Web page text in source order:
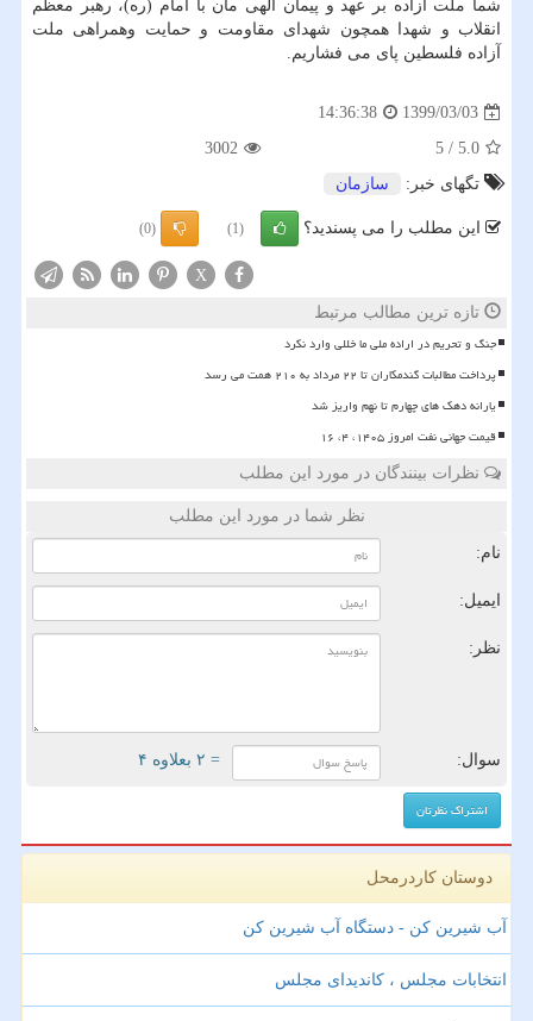
شما ملت آزاده بر عهد و پیمان الهی مان با امام (ره)، رهبر معظم
انقلاب و شهدا همچون شهدای مقاومت و حمایت وهمراهی ملت
آزاده فلسطین پای می فشاریم.
1399/03/03
14:36:38
5.0
/
5
3002
تگهای خبر:
سازمان
این مطلب را می پسندید؟ (1)
(0)
X
تازه ترین مطالب مرتبط
جنگ و تحریم در اراده ملی ما خللی وارد نکرد
پرداخت مطالبات گندمکاران تا ۲۲ مرداد به ۲۱۰ همت می رسد
یارانه دهک های چهارم تا نهم واریز شد
قیمت جهانی نفت امروز ۱۴۰۵، ۴، ۱۶
نظرات بینندگان در مورد این مطلب
نظر شما در مورد این مطلب
نام:
ایمیل:
نظر:
سوال: = ۲ بعلاوه ۴
دوستان کاردرمحل
آب شیرین کن - دستگاه آب شیرین کن
انتخابات مجلس ، کاندیدای مجلس